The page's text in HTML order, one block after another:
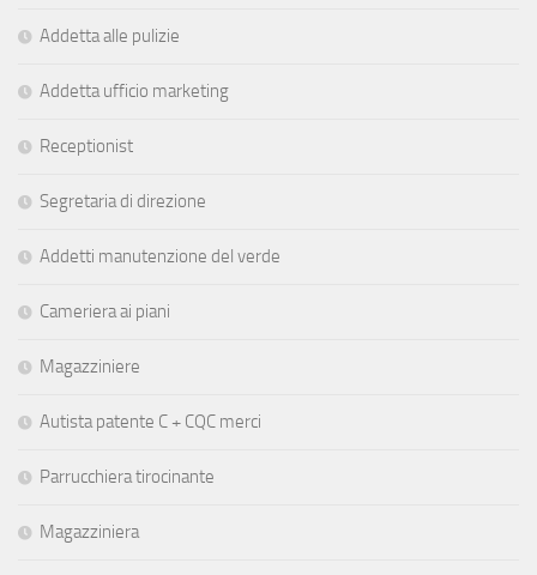
Addetta alle pulizie
Addetta ufficio marketing
Receptionist
Segretaria di direzione
Addetti manutenzione del verde
Cameriera ai piani
Magazziniere
Autista patente C + CQC merci
Parrucchiera tirocinante
Magazziniera